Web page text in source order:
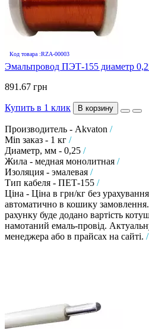
Код товара :RZA-00003
Эмальпровод ПЭТ-155 диаметр
891.67 грн
Купить в 1 клик В корзину
Производитель - Akvaton /
Min заказ - 1 кг /
Диаметр, мм - 0,25 /
Жила - медная монолитная /
Изоляция - эмалевая /
Тип кабеля - ПЕТ-155 /
Ціна - Ціна в грн/кг без
автоматично в кошику
рахунку буде додано вартість
намотаний емаль-провід.
менеджера або в прайсах на сайті. /